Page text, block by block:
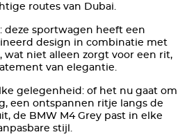
routes van Dubai.
deze sportwagen heeft een
design in combinatie met
wat niet alleen zorgt voor een rit,
van elegantie.
gelegenheid: of het nu gaat om
een ontspannen ritje langs de
de BMW M4 Grey past in elke
stijl.